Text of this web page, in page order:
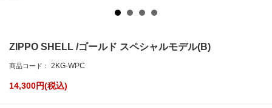
ZIPPO SHELL /ゴールド スペシャルモデル(B)
商品コード： 2KG-WPC
14,300円(税込)